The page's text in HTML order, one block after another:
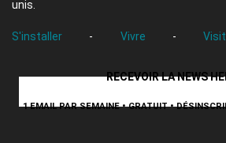
unis.
S'installer - Vivre -
RECEVOIR LA NEWS
1 EMAIL PAR SEMAINE • GRATUIT •